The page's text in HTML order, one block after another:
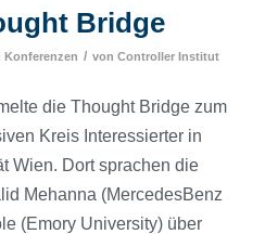
Bridge
Konferenzen / von Controller Institut
die Thought Bridge zum
Kreis Interessierter in
Wien. Dort sprachen die
Mehanna (MercedesBenz
(Emory University) über